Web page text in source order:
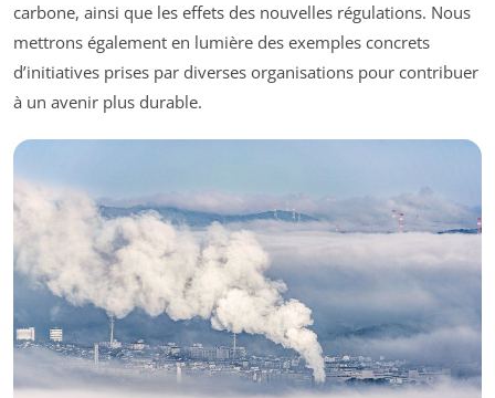
carbone, ainsi que les effets des nouvelles régulations. Nous
mettrons également en lumière des exemples concrets
d’initiatives prises par diverses organisations pour contribuer
à un avenir plus durable.